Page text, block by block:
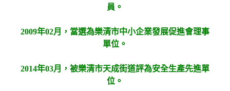
員。
2009年02月，當選為樂清市中小企業發展促進會理事
單位。
2014年03月，被樂清市天成街道評為安全生產先進單
位。